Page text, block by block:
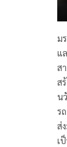
มร
แ
ส
ส
น
ร
ส่
เ